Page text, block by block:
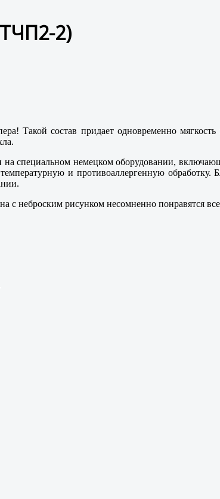
ТЧП2-2)
Такой состав придает одновременно
специальном немецком оборудовании,
и противоаллергенную обработку.
неброским рисунком несомненно понравятся